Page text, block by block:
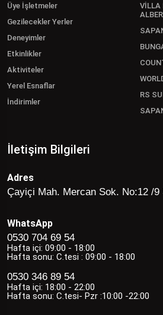
Üye İşletmeler
Gezilecekler Yerler
Deneyimler
Etkinlikler
Aktiviteler
Yerel Esnaflar
İndirimler
VİLLA
RS
İletişim Bilgileri
Adres
Çayiçi Mah. Mercan Sok. No:12 /9
WhatsApp
0530 704 69 54
Hafta içi: 09:00 - 18:00
Hafta sonu: C.tesi : 09:00 - 18:00
0530 346 89 54
Hafta içi: 18:00 - 22:00
Hafta sonu: C.tesi- Pzr :10:00 -22:00